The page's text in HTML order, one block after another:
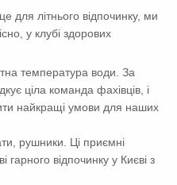
для літнього відпочинку, ми
​​у клубі здорових
температура води. За
ціла команда фахівців, і
найкращі умови для наших
рушники. Ці приємні
гарного відпочинку у Києві з